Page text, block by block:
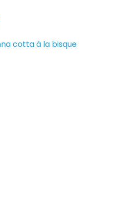
cotta à la bisque